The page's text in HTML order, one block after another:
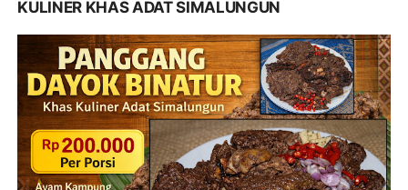
KULINER KHAS ADAT SIMALUNGUN